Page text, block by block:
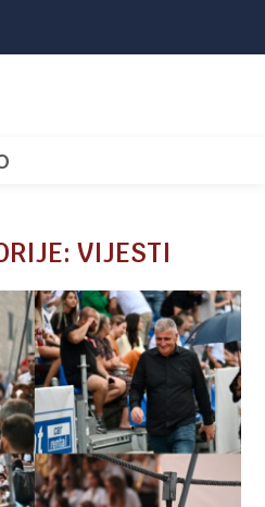
VIJESTI